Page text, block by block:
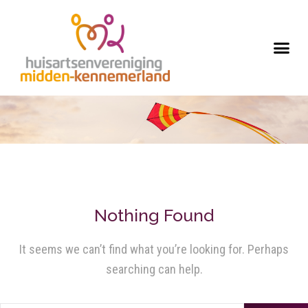
Nothing Found
It seems we can’t find what you’re looking for. Perhaps
searching can help.